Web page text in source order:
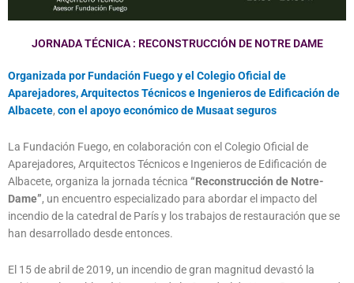
JORNADA TÉCNICA : RECONSTRUCCIÓN DE NOTRE DAME
Organizada por Fundación Fuego y el Colegio Oficial de
Aparejadores, Arquitectos Técnicos e Ingenieros de Edificación de
Albacete, con el apoyo económico de Musaat seguros
La Fundación Fuego, en colaboración con el Colegio Oficial de
Aparejadores, Arquitectos Técnicos e Ingenieros de Edificación de
Albacete, organiza la jornada técnica “Reconstrucción de Notre-
Dame”, un encuentro especializado para abordar el impacto del
incendio de la catedral de París y los trabajos de restauración que se
han desarrollado desde entonces.
El 15 de abril de 2019, un incendio de gran magnitud devastó la